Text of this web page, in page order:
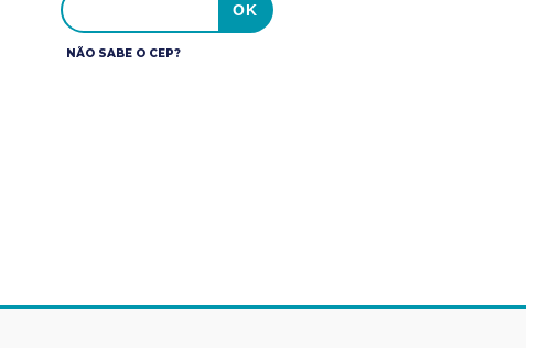
NÃO SABE O CEP?